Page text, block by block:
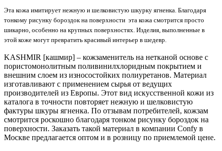
Эта кожа имитирует нежную и шелковистую шкурку ягненка. Благодаря
тонкому рисунку бороздок на поверхности эта кожа смотрится просто
шикарно, особенно на крупных поверхностях. Изделия, выполненные в
этой коже могут превратить красивый интерьер в шедевр.
KASHMIR [кашмир] – кожзаменитель на нетканой основе с
пористомонолитным поливинилхлоридным покрытием и
внешним слоем из износостойких полиуретанов. Материал
изготавливают с применением сырья от ведущих
производителей из Европы. Этот вид искусственной кожи из
каталога в точности повторяет нежную и шелковистую
фактуры шкуры ягненка. По отзывам потребителей, кожзам
смотрится роскошно благодаря тонком рисунку бороздок на
поверхности. Заказать такой материал в компании Confy в
Москве предлагается оптом и в розницу по приемлемой цене.